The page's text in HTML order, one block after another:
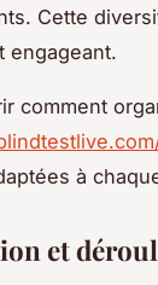
Cette
engageant.
comment
à
et